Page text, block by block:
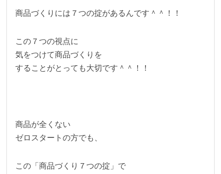
商品づくりには７つの掟があるんです＾＾！！
この７つの視点に
気をつけて商品づくりを
することがとっても大切です＾＾！！
商品が全くない
ゼロスタートの方でも、
この「商品づくり７つの掟」で